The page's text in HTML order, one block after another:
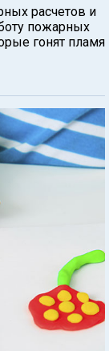
расчетов и
пожарных
гонят пламя